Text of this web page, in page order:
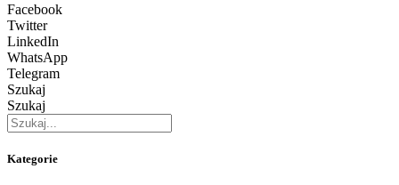
Facebook
Twitter
LinkedIn
WhatsApp
Telegram
Szukaj
Szukaj
Kategorie